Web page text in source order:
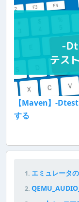
【Maven】-
する
エミュレータ